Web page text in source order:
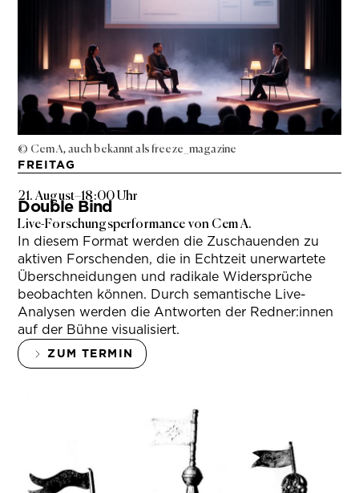
© Cem A, auch bekannt als freeze_magazine
FREITAG
21. August–18:00 Uhr
Double Bind
Live-Forschungsperformance von Cem A.
In diesem Format werden die Zuschauenden zu
aktiven Forschenden, die in Echtzeit unerwartete
Überschneidungen und radikale Widersprüche
beobachten können. Durch semantische Live-
Analysen werden die Antworten der Redner:innen
auf der Bühne visualisiert.
ZUM TERMIN